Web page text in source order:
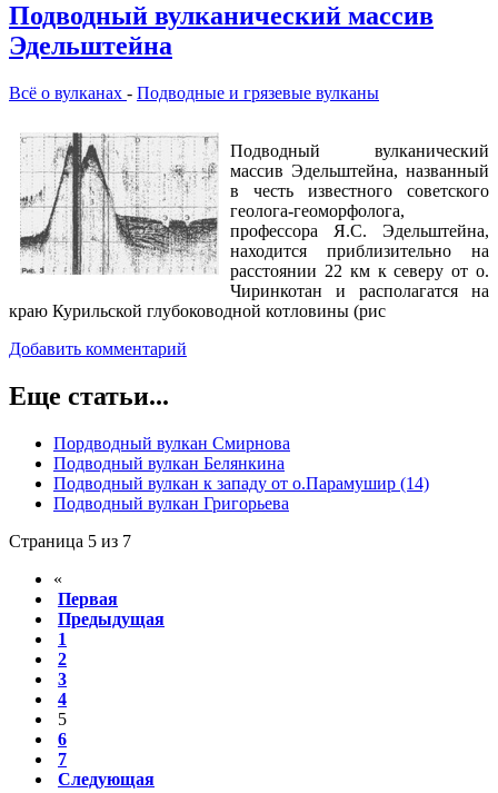
Подводный вулканический массив
Эдельштейна
Всё о вулканах - Подводные и грязевые вулканы
Подводный вулканический
массив Эдельштейна, названный
в честь известного советского
геолога-геоморфолога,
профессора Я.С. Эдельштейна,
находится приблизительно на
расстоянии 22 км к северу от о.
Чиринкотан и располагатся на
краю Курильской глубоководной котловины (рис
Добавить комментарий
Еще статьи...
Пордводный вулкан Смирнова
Подводный вулкан Белянкина
Подводный вулкан к западу от о.Парамушир (14)
Подводный вулкан Григорьева
Страница 5 из 7
«
Первая
Предыдущая
1
2
3
4
5
6
7
Следующая